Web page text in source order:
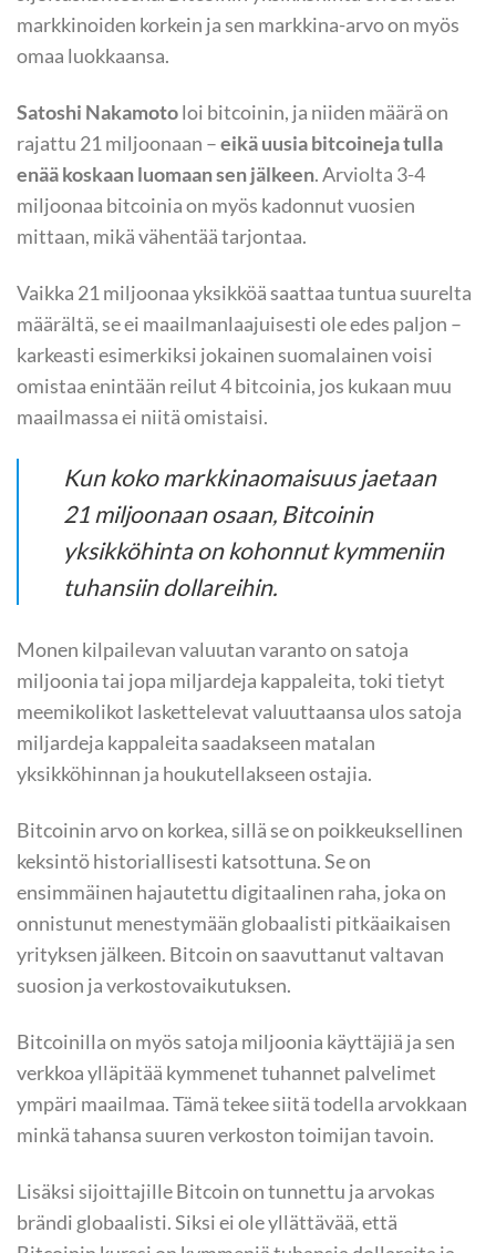
markkinoiden korkein ja sen markkina-arvo on myös
omaa luokkaansa.
Satoshi Nakamotoloi bitcoinin, ja niiden määrä on
rajattu 21 miljoonaan –eikä uusia bitcoineja tulla
enää koskaan luomaan sen jälkeen. Arviolta 3-4
miljoonaa bitcoinia on myös kadonnut vuosien
mittaan, mikä vähentää tarjontaa.
Vaikka 21 miljoonaa yksikköä saattaa tuntua suurelta
määrältä, se ei maailmanlaajuisesti ole edes paljon –
karkeasti esimerkiksi jokainen suomalainen voisi
omistaa enintään reilut 4 bitcoinia, jos kukaan muu
maailmassa ei niitä omistaisi.
Kun koko markkinaomaisuus jaetaan
21 miljoonaan osaan, Bitcoinin
yksikköhinta on kohonnut kymmeniin
tuhansiin dollareihin.
Monen kilpailevan valuutan varanto on satoja
miljoonia tai jopa miljardeja kappaleita, toki tietyt
meemikolikot laskettelevat valuuttaansa ulos satoja
miljardeja kappaleita saadakseen matalan
yksikköhinnan ja houkutellakseen ostajia.
Bitcoinin arvo on korkea, sillä se on poikkeuksellinen
keksintö historiallisesti katsottuna. Se on
ensimmäinen hajautettu digitaalinen raha, joka on
onnistunut menestymään globaalisti pitkäaikaisen
yrityksen jälkeen. Bitcoin on saavuttanut valtavan
suosion ja verkostovaikutuksen.
Bitcoinilla on myös satoja miljoonia käyttäjiä ja sen
verkkoa ylläpitää kymmenet tuhannet palvelimet
ympäri maailmaa. Tämä tekee siitä todella arvokkaan
minkä tahansa suuren verkoston toimijan tavoin.
Lisäksi sijoittajille Bitcoin on tunnettu ja arvokas
brändi globaalisti. Siksi ei ole yllättävää, että